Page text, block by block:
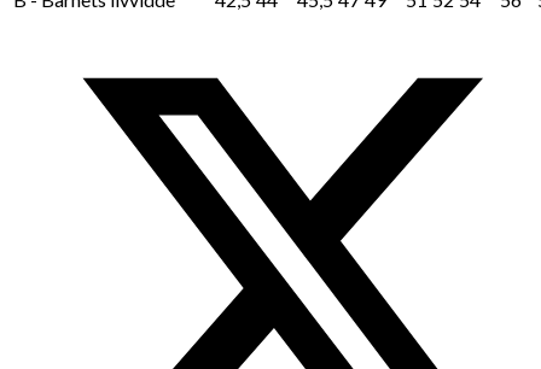
window